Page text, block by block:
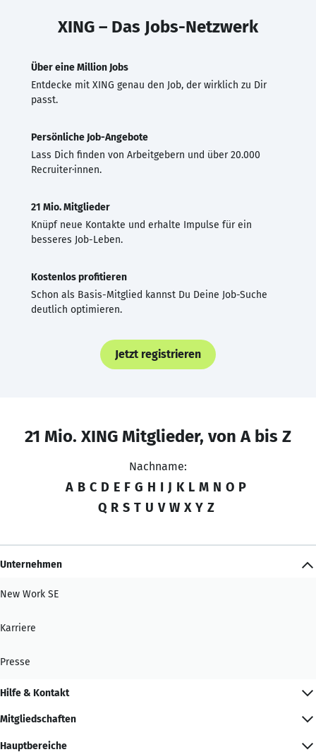
XING – Das Jobs-Netzwerk
Über eine Million Jobs
Entdecke mit XING genau den Job, der wirklich zu Dir
passt.
Persönliche Job-Angebote
Lass Dich finden von Arbeitgebern und über 20.000
Recruiter·innen.
21 Mio. Mitglieder
Knüpf neue Kontakte und erhalte Impulse für ein
besseres Job-Leben.
Kostenlos profitieren
Schon als Basis-Mitglied kannst Du Deine Job-Suche
deutlich optimieren.
Jetzt registrieren
21 Mio. XING Mitglieder, von A bis Z
Nachname:
A B C D E F G H I J K L M N O P
Q R S T U V W X Y Z
Unternehmen
New Work SE
Karriere
Presse
Hilfe & Kontakt
Mitgliedschaften
Hauptbereiche